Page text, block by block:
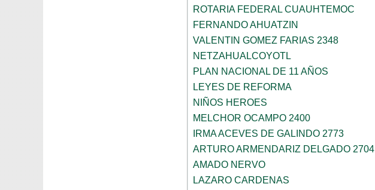
ROTARIA FEDERAL CUAUHTEMOC
FERNANDO AHUATZIN
VALENTIN GOMEZ FARIAS 2348
NETZAHUALCOYOTL
PLAN NACIONAL DE 11 AÑOS
LEYES DE REFORMA
NIÑOS HEROES
MELCHOR OCAMPO 2400
IRMA ACEVES DE GALINDO 2773
ARTURO ARMENDARIZ DELGADO 2704
AMADO NERVO
LAZARO CARDENAS